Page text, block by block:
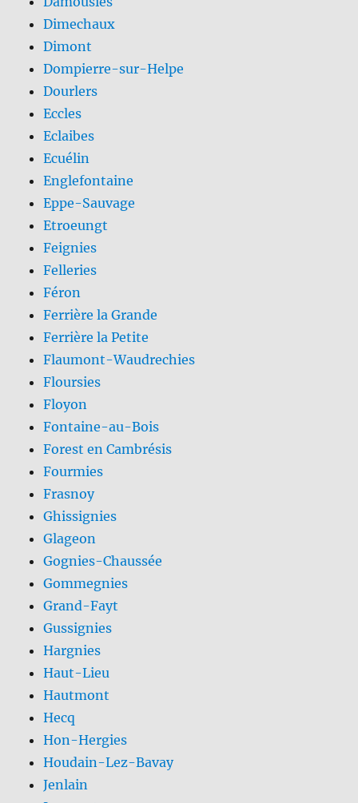
Dimechaux
Dimont
Dompierre-sur-Helpe
Dourlers
Eccles
Eclaibes
Ecuélin
Englefontaine
Eppe-Sauvage
Etroeungt
Feignies
Felleries
Féron
Ferrière la Grande
Ferrière la Petite
Flaumont-Waudrechies
Floursies
Floyon
Fontaine-au-Bois
Forest en Cambrésis
Fourmies
Frasnoy
Ghissignies
Glageon
Gognies-Chaussée
Gommegnies
Grand-Fayt
Gussignies
Hargnies
Haut-Lieu
Hautmont
Hecq
Hon-Hergies
Houdain-Lez-Bavay
Jenlain